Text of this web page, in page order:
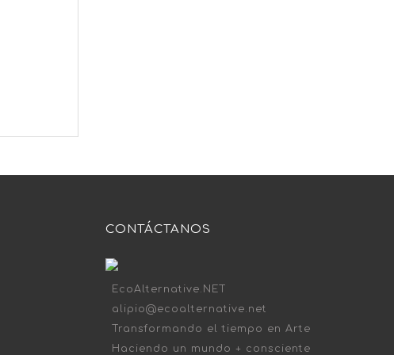
CONTÁCTANOS
EcoAlternative.NET
alipio@ecoalternative.net
Transformando el tiempo en Arte
Haciendo un mundo + consciente